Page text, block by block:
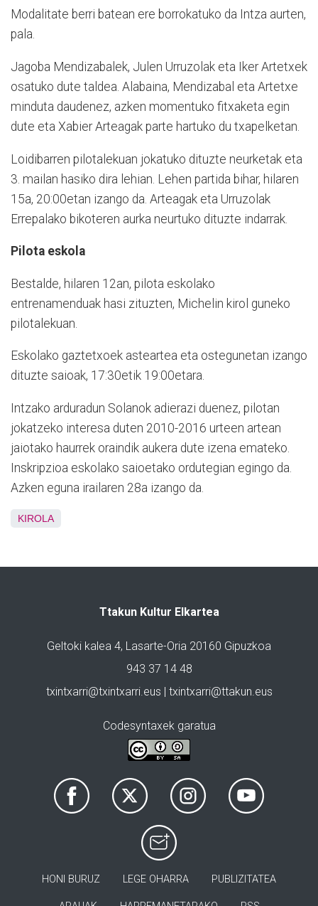
Modalitate berri batean ere borrokatuko da Intza aurten,
pala.
Jagoba Mendizabalek, Julen Urruzolak eta Iker Artetxek
osatuko dute taldea. Alabaina, Mendizabal eta Artetxe
minduta daudenez, azken momentuko fitxaketa egin
dute eta Xabier Arteagak parte hartuko du txapelketan.
Loidibarren pilotalekuan jokatuko dituzte neurketak eta
3. mailan hasiko dira lehian. Lehen partida bihar, hilaren
15a, 20:00etan izango da. Arteagak eta Urruzolak
Errepalako bikoteren aurka neurtuko dituzte indarrak.
Pilota eskola
Bestalde, hilaren 12an, pilota eskolako
entrenamenduak hasi zituzten, Michelin kirol guneko
pilotalekuan.
Eskolako gaztetxoek asteartea eta ostegunetan izango
dituzte saioak, 17:30etik 19:00etara.
Intzako arduradun Solanok adierazi duenez, pilotan
jokatzeko interesa duten 2010-2016 urteen artean
jaiotako haurrek oraindik aukera dute izena emateko.
Inskripzioa eskolako saioetako ordutegian egingo da.
Azken eguna irailaren 28a izango da.
KIROLA
Ttakun Kultur Elkartea
Geltoki kalea 4, Lasarte-Oria 20160 Gipuzkoa
943 37 14 48
txintxarri@txintxarri.eus | txintxarri@ttakun.eus
Codesyntaxek garatua
HONI BURUZ LEGE OHARRA PUBLIZITATEA